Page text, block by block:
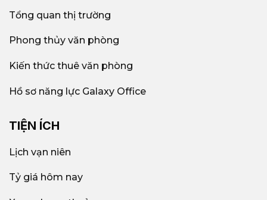
Tổng quan thị trường
Phong thủy văn phòng
Kiến thức thuê văn phòng
Hồ sơ năng lực Galaxy Office
TIỆN ÍCH
Lịch vạn niên
Tỷ giá hôm nay